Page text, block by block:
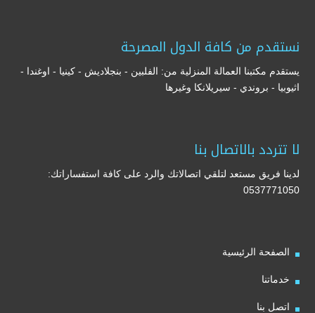
نستقدم من كافة الدول المصرحة
يستقدم مكتبنا العمالة المنزلية من: الفلبين - بنجلاديش - كينيا - اوغندا -
اثيوبيا - بروندي - سيريلانكا وغيرها
لا تتردد بالاتصال بنا
لدينا فريق مستعد لتلقي اتصالاتك والرد على كافة استفساراتك:
0537771050
الصفحة الرئيسية
خدماتنا
اتصل بنا